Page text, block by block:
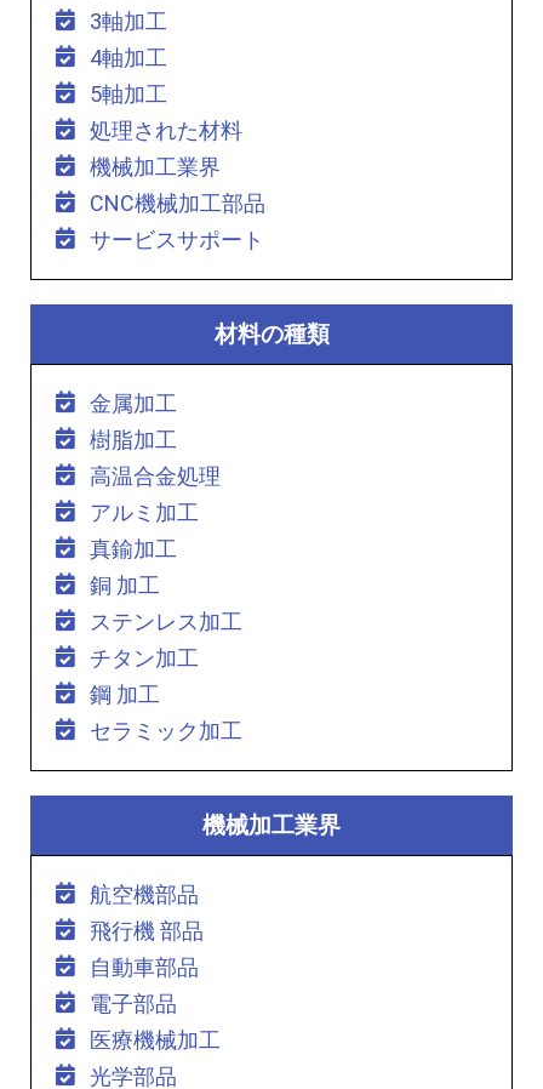
3軸加工
4軸加工
5軸加工
処理された材料
機械加工業界
CNC機械加工部品
サービスサポート
材料の種類
金属加工
樹脂加工
高温合金処理
アルミ加工
真鍮加工
銅 加工
ステンレス加工
チタン加工
鋼 加工
セラミック加工
機械加工業界
航空機部品
飛行機 部品
自動車部品
電子部品
医療機械加工
光学部品